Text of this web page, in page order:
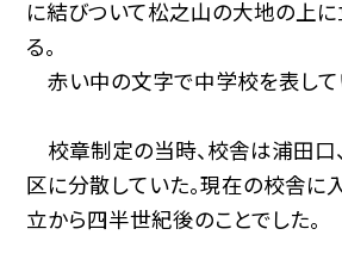
に結びついて松之山の大地の上
る。
赤い中の文字で中学校を表して
校章制定の当時、校舎は浦田口
区に分散していた。現在の校舎に
立から四半世紀後のことでした。